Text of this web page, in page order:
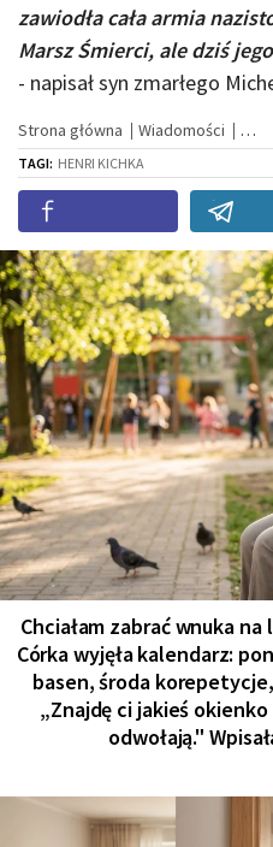
zawiodła cała armia
Marsz Śmierci, ale dziś
- napisał syn zmarłego
Strona główna Wiadomości
TAGI: HENRI KICHKA
Chciałam zabrać wnuka
Córka wyjęła kalendarz:
basen, środa
„Znajdę ci jakieś
odwołają."